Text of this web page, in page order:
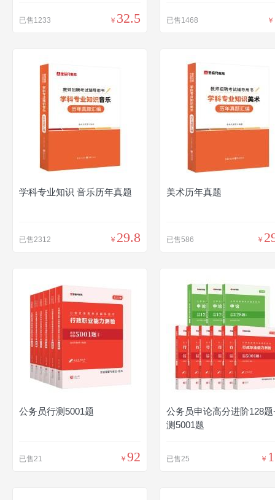
已售1233 ￥ 32.5 已售1468 ￥
学科专业知识 音乐历年真题
已售2312 ￥ 29.8
美术历年真题
已售586 ￥
公务员行测5001题
已售21 ￥ 92
公务员申论高分进阶128
测5001题
已售25 ￥